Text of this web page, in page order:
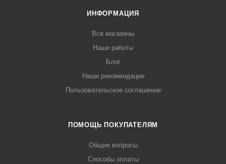
ИНФОРМАЦИЯ
Все магазины
Наши работы
Блог
Наши рекомендации
Пользовательское соглашение
ПОМОЩЬ ПОКУПАТЕЛЯМ
Общие вопросы
Способы оплаты